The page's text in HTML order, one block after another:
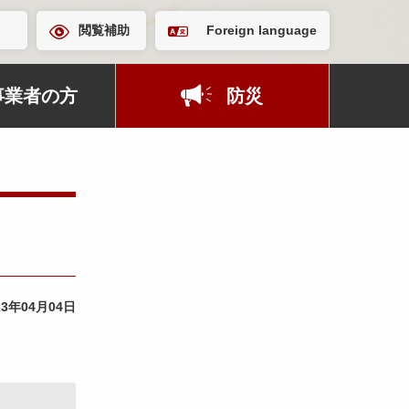
閲覧補助 Foreign language
業者の方 防災
年04月04日